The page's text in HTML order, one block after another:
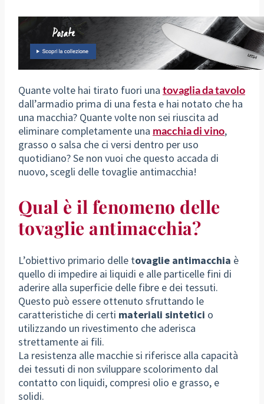
Quante volte hai tirato fuori una tovaglia da tavolo
dall’armadio prima di una festa e hai notato che ha
una macchia? Quante volte non sei riuscita ad
eliminare completamente una macchia di vino,
grasso o salsa che ci versi dentro per uso
quotidiano? Se non vuoi che questo accada di
nuovo, scegli delle tovaglie antimacchia!
Qual è il fenomeno delle
tovaglie antimacchia?
L’obiettivo primario delle tovaglie antimacchia è
quello di impedire ai liquidi e alle particelle fini di
aderire alla superficie delle fibre e dei tessuti.
Questo può essere ottenuto sfruttando le
caratteristiche di certi materiali sintetici o
utilizzando un rivestimento che aderisca
strettamente ai fili.
La resistenza alle macchie si riferisce alla capacità
dei tessuti di non sviluppare scolorimento dal
contatto con liquidi, compresi olio e grasso, e
solidi.